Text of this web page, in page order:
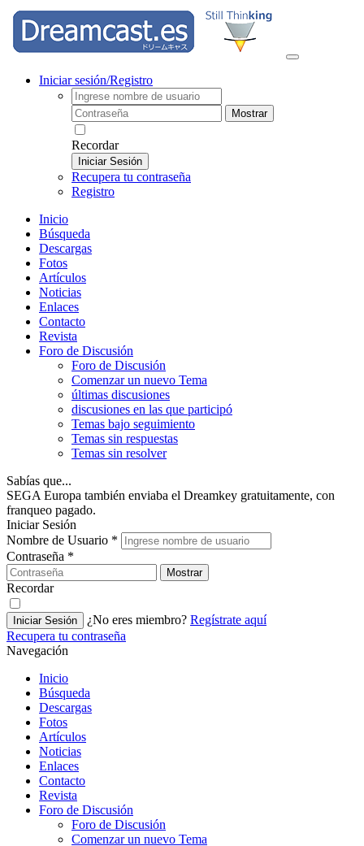
Iniciar sesión/Registro
Mostrar
Recordar
Iniciar Sesión
Recupera tu contraseña
Registro
Inicio
Búsqueda
Descargas
Fotos
Artículos
Noticias
Enlaces
Contacto
Revista
Foro de Discusión
Foro de Discusión
Comenzar un nuevo Tema
últimas discusiones
discusiones en las que participó
Temas bajo seguimiento
Temas sin respuestas
Temas sin resolver
Sabías que...
SEGA Europa también enviaba el Dreamkey gratuitamente, con
franqueo pagado.
Iniciar Sesión
Nombre de Usuario *
Contraseña *
Mostrar
Recordar
Iniciar Sesión ¿No eres miembro? Regístrate aquí
Recupera tu contraseña
Navegación
Inicio
Búsqueda
Descargas
Fotos
Artículos
Noticias
Enlaces
Contacto
Revista
Foro de Discusión
Foro de Discusión
Comenzar un nuevo Tema